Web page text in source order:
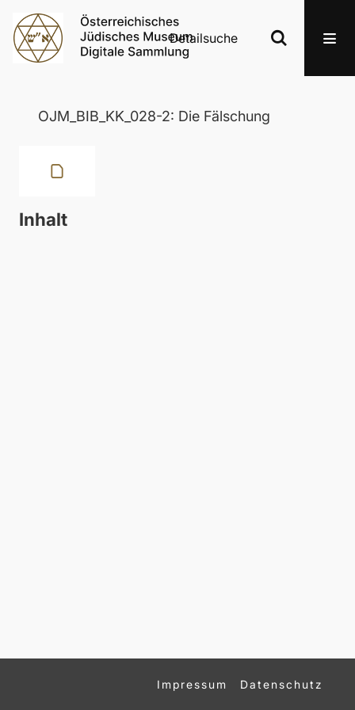
Detailsuche
OJM_BIB_KK_028-2: Die Fälschung
Inhalt
Impressum Datenschutz